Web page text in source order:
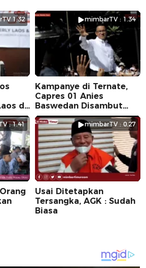
1:32
di
mimbarTV : 1.34
Kampanye di Ternate,
Capres 01 Anies
Baswedan Disambut
Ribuan Warga
: 1.41 mimbarTV : 0.27
Usai Ditetapkan
Tersangka, AGK : Sudah
Biasa